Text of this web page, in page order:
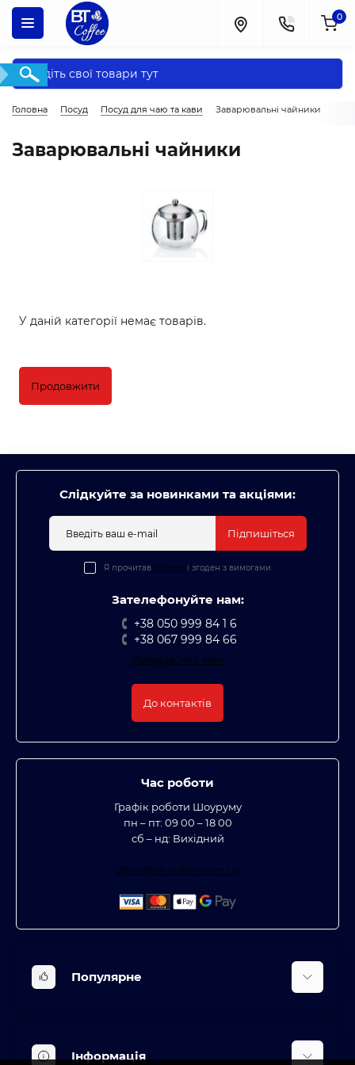
0
Головна Посуд Посуд для чаю та кави Заварювальні чайники
Заварювальні чайники
У даній категорії немає товарів.
Продовжити
Слідкуйте за новинками та акціями:
Підпишіться
Я прочитав Оплата і згоден з вимогами
Зателефонуйте нам:
+38 050 999 84 1 6
+38 067 999 84 66
Передзвоніть мені
До контактів
Час роботи
Графік роботи Шоуруму
пн – пт: 09 00 – 18 00
сб – нд: Вихідний
office@bt-coffee.com.ua
Популярне
Кліматична техніка
Інформація